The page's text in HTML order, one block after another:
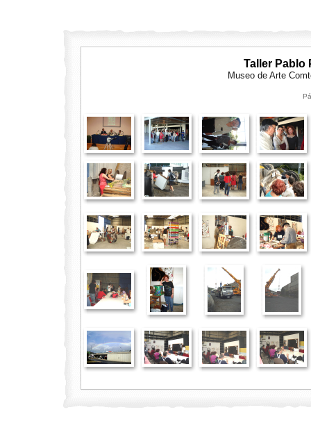
Taller Pablo
Museo de Arte